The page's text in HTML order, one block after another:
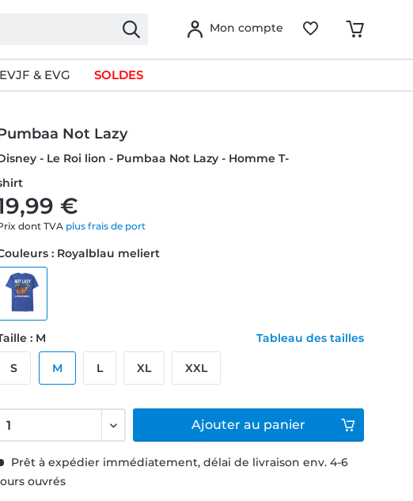
Mon compte
EVJF & EVG SOLDES
Not Lazy
- Le Roi lion - Pumbaa Not Lazy - Homme T-
€
dont TVA plus frais de port
Prêt à expédier immédiatement, délai de livraison env. 4-6
ouvrés
: Royalblau meliert
: M Tableau des tailles
S M L XL XXL
Ajouter au panier